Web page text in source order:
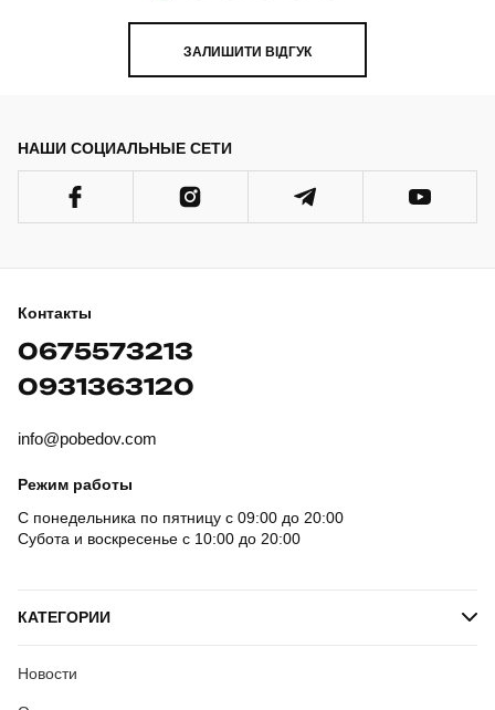
ЗАЛИШИТИ ВІДГУК
НАШИ СОЦИАЛЬНЫЕ СЕТИ
Контакты
0675573213
0931363120
info@pobedov.com
Режим работы
С понедельника по пятницу с 09:00 до 20:00
Субота и воскресенье с 10:00 до 20:00
КАТЕГОРИИ
Новости